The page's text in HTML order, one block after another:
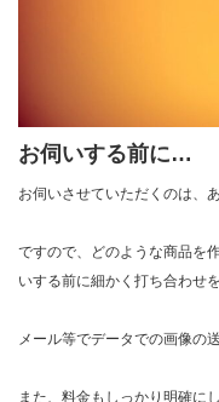
お伺いする前に…
お伺いさせていただくのは、
ですので、どのような商品を
いする前に細かく打ち合わせ
メール等でデータでの画像の
また、料金もしっかり明確に